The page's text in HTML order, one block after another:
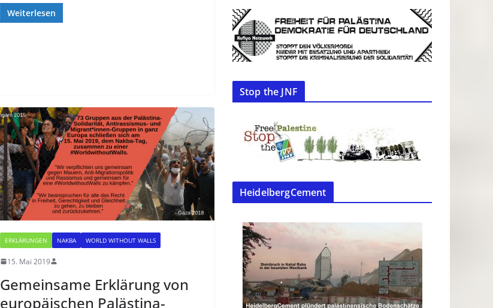
Weiterlesen
ERKLÄRUNGEN NAKBA WORLD WITHOUT WALLS
15. Mai 2019
Gemeinsame Erklärung von
europäischen Palästina-
Stop the JNF
HeidelbergCement